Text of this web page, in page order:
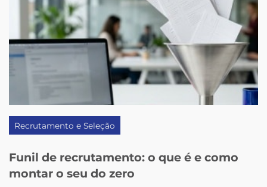
Recrutamento e Seleção
Funil de recrutamento: o que é e como
montar o seu do zero